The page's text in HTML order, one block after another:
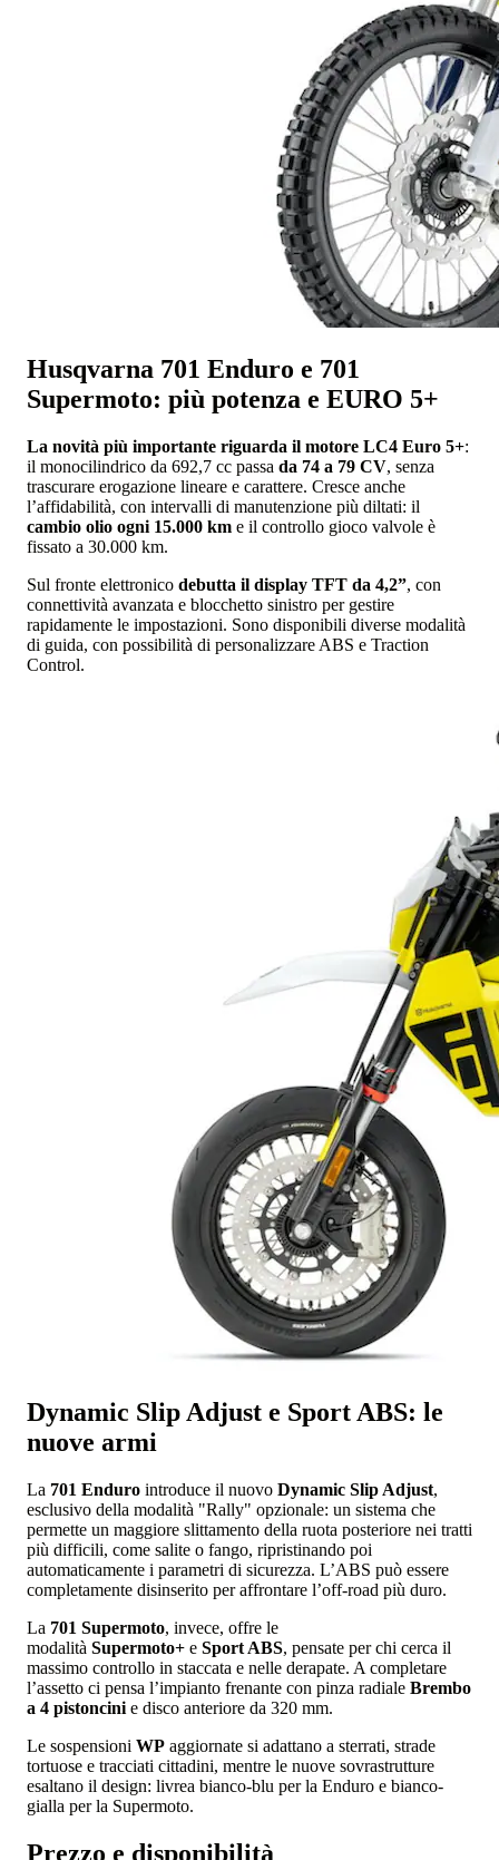
Husqvarna 701 Enduro e 701
Supermoto: più potenza e EURO 5+
La novità più importante riguarda il motore LC4 Euro 5+:
il monocilindrico da 692,7 cc passa da 74 a 79 CV, senza
trascurare erogazione lineare e carattere. Cresce anche
l’affidabilità, con intervalli di manutenzione più diltati: il
cambio olio ogni 15.000 km e il controllo gioco valvole è
fissato a 30.000 km.
Sul fronte elettronico debutta il display TFT da 4,2”, con
connettività avanzata e blocchetto sinistro per gestire
rapidamente le impostazioni. Sono disponibili diverse modalità
di guida, con possibilità di personalizzare ABS e Traction
Control.
Dynamic Slip Adjust e Sport ABS: le
nuove armi
La 701 Enduro introduce il nuovo Dynamic Slip Adjust,
esclusivo della modalità "Rally" opzionale: un sistema che
permette un maggiore slittamento della ruota posteriore nei tratti
più difficili, come salite o fango, ripristinando poi
automaticamente i parametri di sicurezza. L’ABS può essere
completamente disinserito per affrontare l’off-road più duro.
La 701 Supermoto, invece, offre le
modalità Supermoto+ e Sport ABS, pensate per chi cerca il
massimo controllo in staccata e nelle derapate. A completare
l’assetto ci pensa l’impianto frenante con pinza radiale Brembo
a 4 pistoncini e disco anteriore da 320 mm.
Le sospensioni WP aggiornate si adattano a sterrati, strade
tortuose e tracciati cittadini, mentre le nuove sovrastrutture
esaltano il design: livrea bianco-blu per la Enduro e bianco-
gialla per la Supermoto.
Prezzo e disponibilità